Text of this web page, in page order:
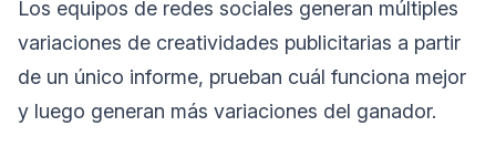
Los equipos de redes sociales generan múltiples
variaciones de creatividades publicitarias a partir
de un único informe, prueban cuál funciona mejor
y luego generan más variaciones del ganador.